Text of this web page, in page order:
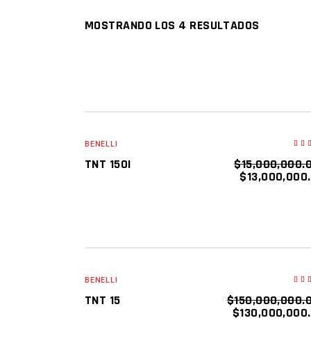
MOSTRANDO LOS 4 RESULTADOS
BENELLI
TNT 150I $
$
BENELLI
TNT 15 $
$